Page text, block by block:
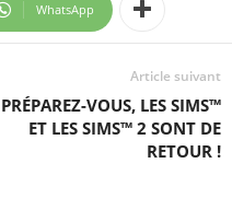
WhatsApp
Article suivant
PRÉPAREZ-VOUS, LES SIMS™
ET LES SIMS™ 2 SONT DE
RETOUR !